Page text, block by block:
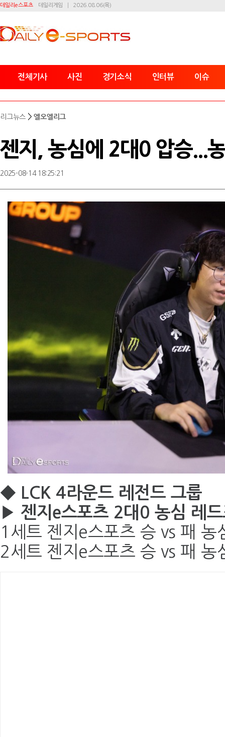
데일리e스포츠 데일리게임 2026.08.06(목)
전체기사 사진 경기소식 인터뷰 이슈
리그뉴스 >엘오엘리그
젠지, 농심에 2대0 압승...
2025-08-14 18:25:21
◆ LCK 4라운드 레전드 그룹
▶ 젠지e스포츠 2대0 농심 레
1세트 젠지e스포츠 승 vs 패 농
2세트 젠지e스포츠 승 vs 패 농